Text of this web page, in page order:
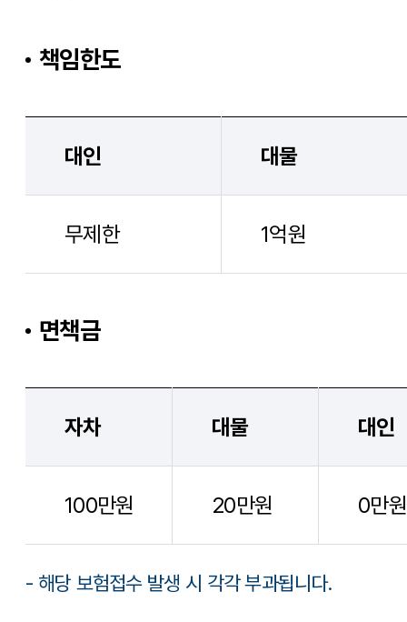
책임한도
대인 대물
무제한 1억원
면책금
자차 대물 대인
100만원 20만원 0만원
- 해당 보험접수 발생 시 각각 부과됩니다.